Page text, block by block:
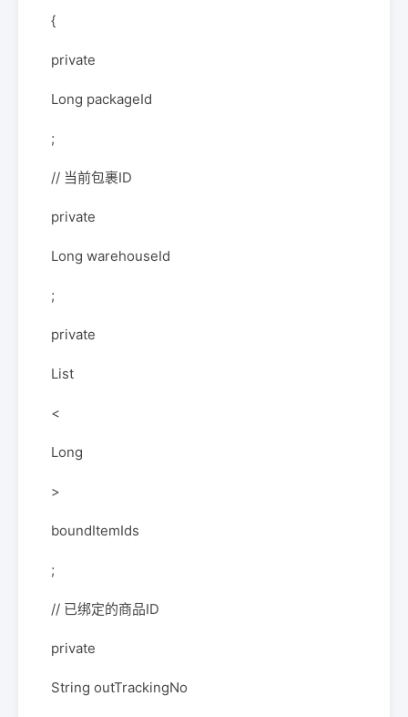
{
private
Long packageId
;
// 当前包裹ID
private
Long warehouseId
;
private
List
<
Long
>
boundItemIds
;
// 已绑定的商品ID
private
String outTrackingNo